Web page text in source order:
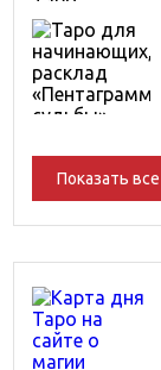
Показать все